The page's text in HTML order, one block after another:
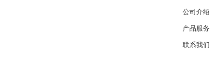
公司介绍
产品服务
联系我们